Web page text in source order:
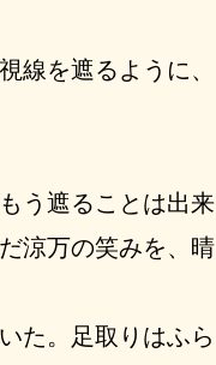
線を遮るように、
う遮ることは出来
涼万の笑みを、晴
た。足取りはふら